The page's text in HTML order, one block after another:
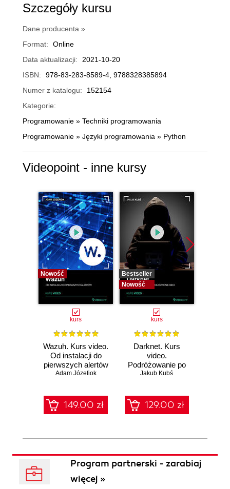
Szczegóły kursu
Dane producenta »
Format:
Online
Data aktualizacji:
2021-10-20
ISBN:
978-83-283-8589-4, 9788328385894
Numer z katalogu:
152154
Kategorie:
Programowanie » Techniki programowania
Programowanie » Języki programowania » Python
Videopoint - inne kursy
Nowość
kurs
Wazuh. Kurs video.
Od instalacji do
pierwszych alertów
Adam Józefiok
149.00 zł
Bestseller
Nowość
kurs
Darknet. Kurs
video.
Podróżowanie po
ciemnej stronie
Jakub Kubś
129.00 zł
Program partnerski - zarabiaj
więcej »